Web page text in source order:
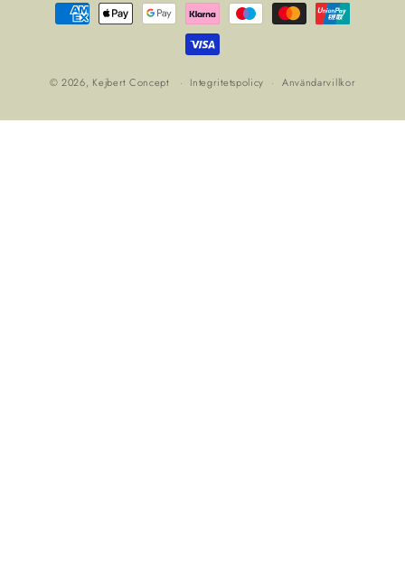
Betalningsmetoder
© 2026, Kejbert Concept Integritetspolicy Användarvillkor